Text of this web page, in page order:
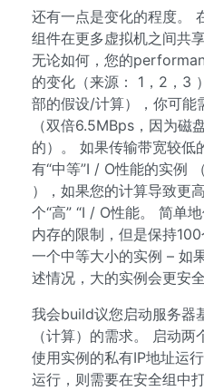
还有一点是变化的程度。
组件在更多虚拟机之间共
无论如何，您的
的变化（来源： 1，2，3
部的假设/计算），你可能
（双倍6.5MBps，因为
的）。 如果传输带宽较低
有“中等”I / O性能的实例
），如果您的计算导致更
个“高” “I / O性能。 简单
内存的限制，但是保持
一个中等大小的实例 – 如
述情况，大的实例会更安全
我会build议您启动服务器
（计算）的需求。 启动
使用实例的私有IP地址运行
运行，则需要在安全组中